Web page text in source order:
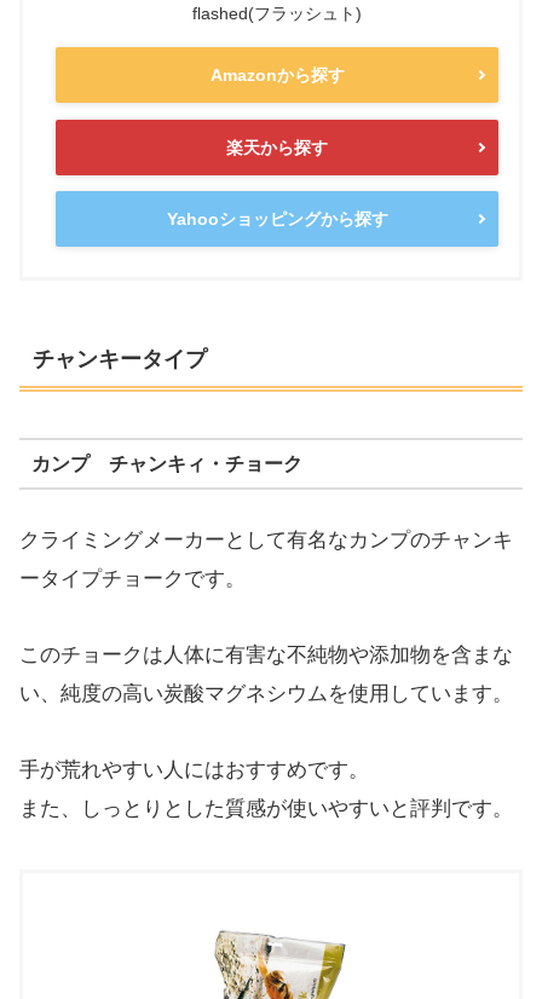
flashed(フラッシュト)
Amazonから探す
楽天から探す
Yahooショッピングから探す
チャンキータイプ
カンプ チャンキィ・チョーク
クライミングメーカーとして有名なカンプのチャンキ
ータイプチョークです。
このチョークは人体に有害な不純物や添加物を含まな
い、純度の高い炭酸マグネシウムを使用しています。
手が荒れやすい人にはおすすめです。
また、しっとりとした質感が使いやすいと評判です。